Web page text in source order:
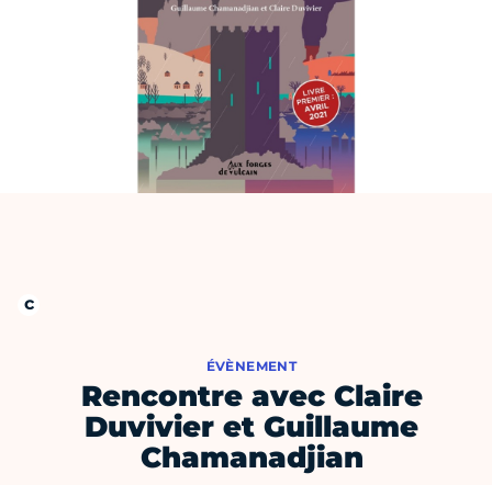
ÉVÈNEMENT
Rencontre avec Claire
Duvivier et Guillaume
Chamanadjian